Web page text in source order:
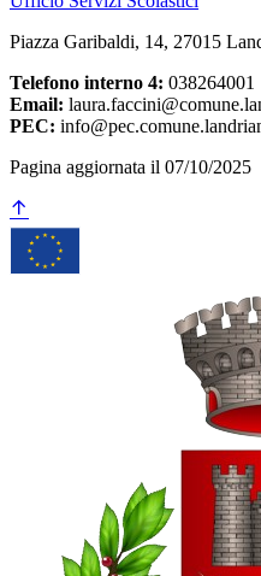
Piazza Garibaldi, 14, 27015
Telefono interno 4: 038264001
Email:
PEC:
Pagina aggiornata il 07/10/2025